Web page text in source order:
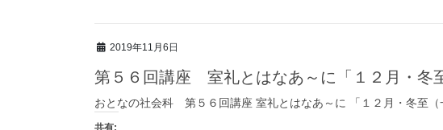
2019年11月6日
第５６回講座 室礼とはなあ～に「１２月・冬
おとなの社会科 第５６回講座 室礼とはなあ～に 「１２月・冬至